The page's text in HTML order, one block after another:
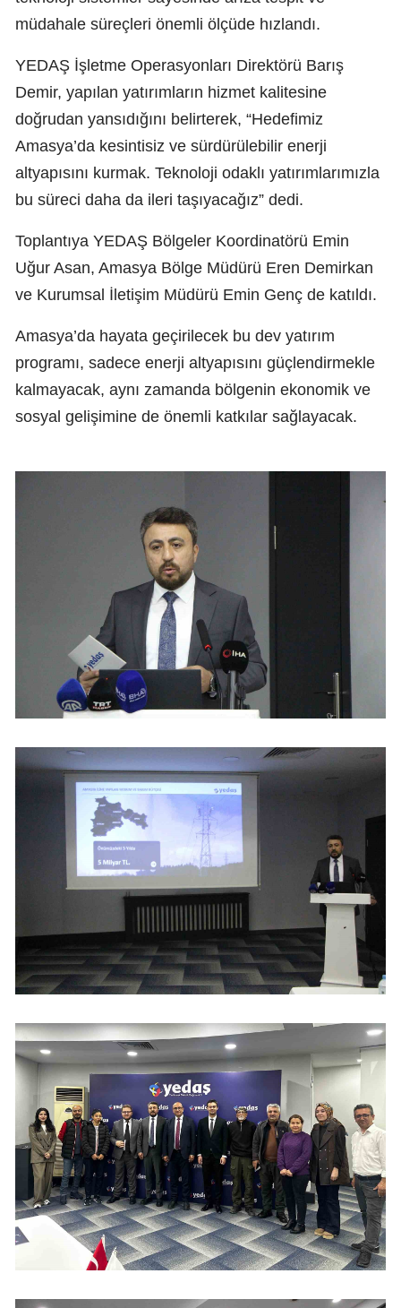
müdahale süreçleri önemli ölçüde hızlandı.
YEDAŞ İşletme Operasyonları Direktörü Barış
Demir, yapılan yatırımların hizmet kalitesine
doğrudan yansıdığını belirterek, “Hedefimiz
Amasya’da kesintisiz ve sürdürülebilir enerji
altyapısını kurmak. Teknoloji odaklı yatırımlarımızla
bu süreci daha da ileri taşıyacağız” dedi.
Toplantıya YEDAŞ Bölgeler Koordinatörü Emin
Uğur Asan, Amasya Bölge Müdürü Eren Demirkan
ve Kurumsal İletişim Müdürü Emin Genç de katıldı.
Amasya’da hayata geçirilecek bu dev yatırım
programı, sadece enerji altyapısını güçlendirmekle
kalmayacak, aynı zamanda bölgenin ekonomik ve
sosyal gelişimine de önemli katkılar sağlayacak.